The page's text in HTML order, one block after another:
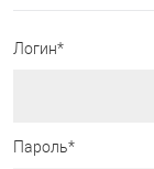
Логин*
Пароль*